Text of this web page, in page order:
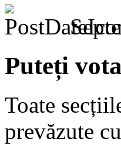
Puteți
Toate
prevăzute